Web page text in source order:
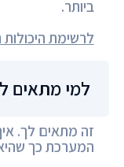
ביותר.
לרשימת
למי מתאים
זה מתאים לך.
המערכת כך